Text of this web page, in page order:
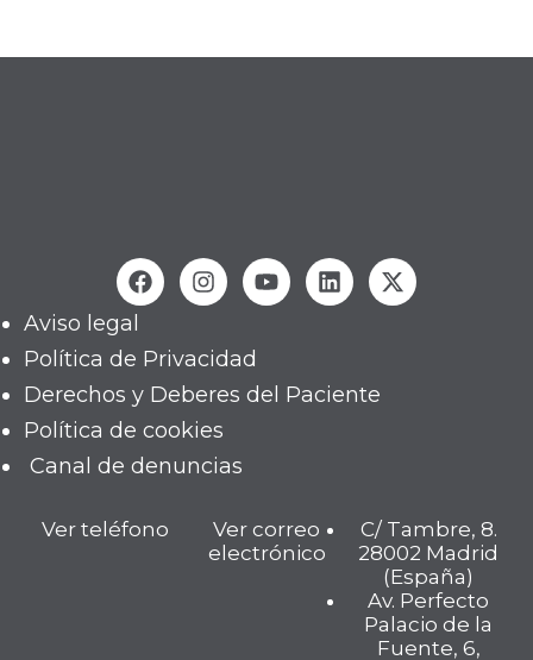
Aviso legal
Política de Privacidad
Derechos y Deberes del Paciente
Política de cookies
Canal de denuncias
Ver teléfono
Ver correo
electrónico
C/ Tambre, 8.
28002 Madrid
(España)
Av. Perfecto
Palacio de la
Fuente, 6,